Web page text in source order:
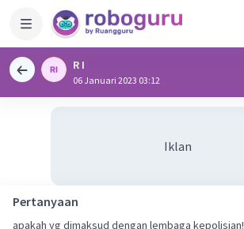
R I
06 Januari 2023 03:12
Iklan
Pertanyaan
apakah yg dimaksud dengan lembaga kepolisian!